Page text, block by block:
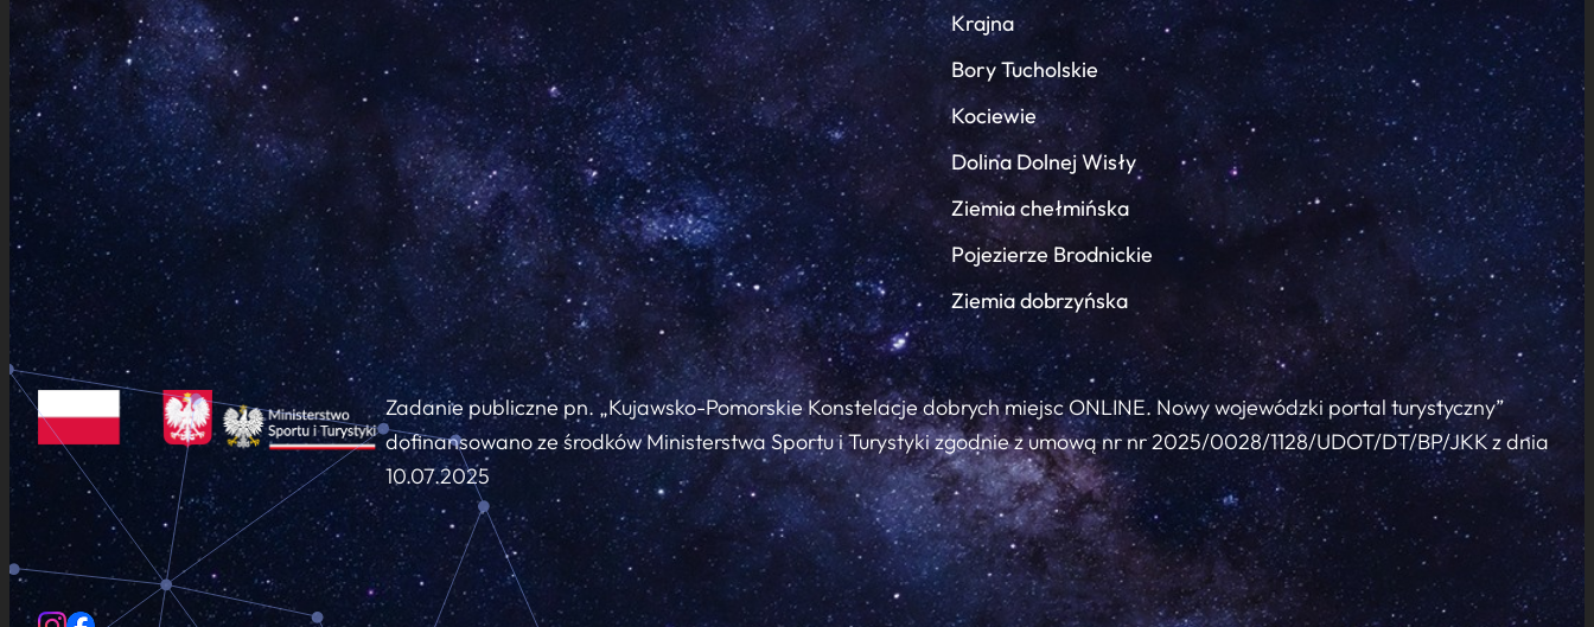
Krajna
Bory Tucholskie
Kociewie
Dolina Dolnej Wisły
Ziemia chełmińska
Pojezierze Brodnickie
Ziemia dobrzyńska
Zadanie publiczne pn. „Kujawsko-Pomorskie Konstelacje dobrych miejsc ONLINE. Nowy wojewódzki portal turystyczny”
dofinansowano ze środków Ministerstwa Sportu i Turystyki zgodnie z umową nr nr 2025/0028/1128/UDOT/DT/BP/JKK z dnia
10.07.2025